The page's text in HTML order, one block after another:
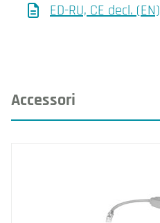
ED-RU, CE decl. (EN)
Accessori